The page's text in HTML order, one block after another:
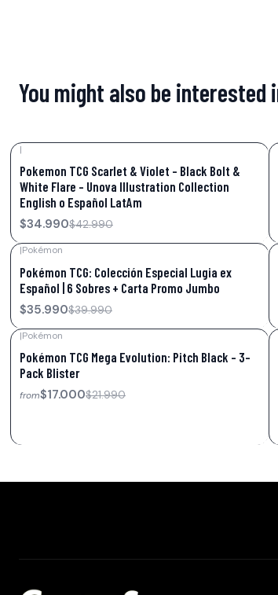
You might also be interested
|
Pokemon TCG Scarlet & Violet – Black Bolt &
White Flare – Unova Illustration Collection
English o Español LatAm
$34.990$42.990
|Pokémon
Pokémon TCG: Colección Especial Lugia ex
Español | 6 Sobres + Carta Promo Jumbo
$35.990$39.990
|Pokémon
Pokémon TCG Mega Evolution: Pitch Black – 3-
Pack Blister
from$17.000$21.990